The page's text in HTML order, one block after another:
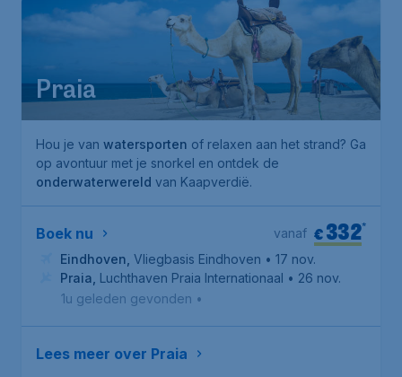
Praia
Hou je van watersporten of relaxen aan het strand? Ga
op avontuur met je snorkel en ontdek de
onderwaterwereld van Kaapverdië.
Boek nu €332*
vanaf
Eindhoven Vliegbasis Eindhoven • 17 nov.
Praia Luchthaven Praia Internationaal • 26 nov.
1u geleden gevonden •
Lees meer over Praia